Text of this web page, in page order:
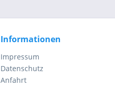
Informationen
Impressum
Datenschutz
Anfahrt